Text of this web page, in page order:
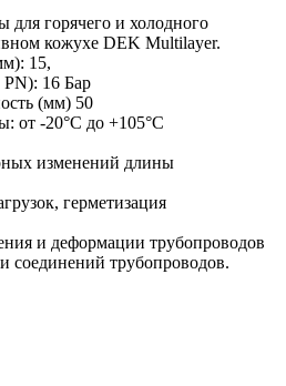
горячего и холодного
кожухе DEK Multilayer.
15,
PN): 16 Бар
(мм) 50
от -20°С до +105°С
изменений длины
герметизация
и деформации трубопроводов
соединений трубопроводов.